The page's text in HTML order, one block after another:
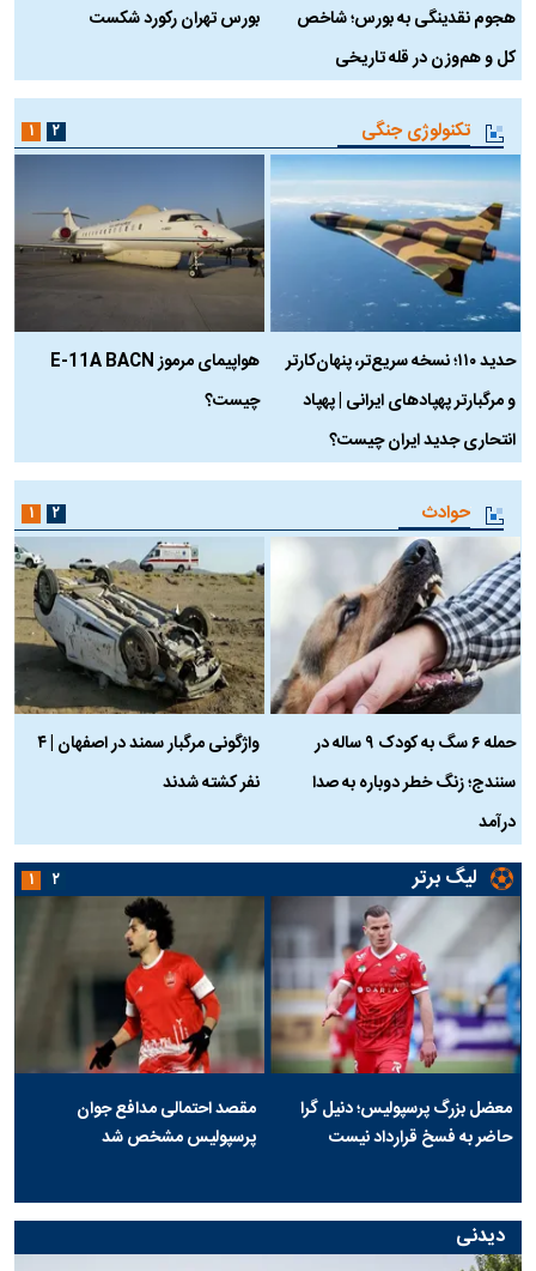
هجوم نقدینگی به بورس؛ شاخص
کل و هم‌وزن در قله تاریخی
بورس تهران رکورد شکست
تکنولوژی جنگی
حدید ۱۱۰؛ نسخه سریع‌تر، پنهان‌کارتر
و مرگبارتر پهپادهای ایرانی | پهپاد
انتحاری جدید ایران چیست؟
هواپیمای مرموز E-11A BACN
چیست؟
۱ ۲
حوادث
حمله ۶ سگ به کودک ۹ ساله در
سنندج؛ زنگ خطر دوباره به صدا
درآمد
واژگونی مرگبار سمند در اصفهان | ۴
نفر کشته شدند
۱ ۲
لیگ برتر
معضل بزرگ پرسپولیس؛ دنیل گرا
حاضر به فسخ قرارداد نیست
مقصد احتمالی مدافع جوان
پرسپولیس مشخص شد
۱ ۲
دیدنی